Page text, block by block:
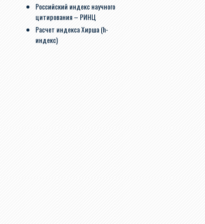
Российский индекс научного
цитирования – РИНЦ
Расчет индекса Хирша (h-
индекс)